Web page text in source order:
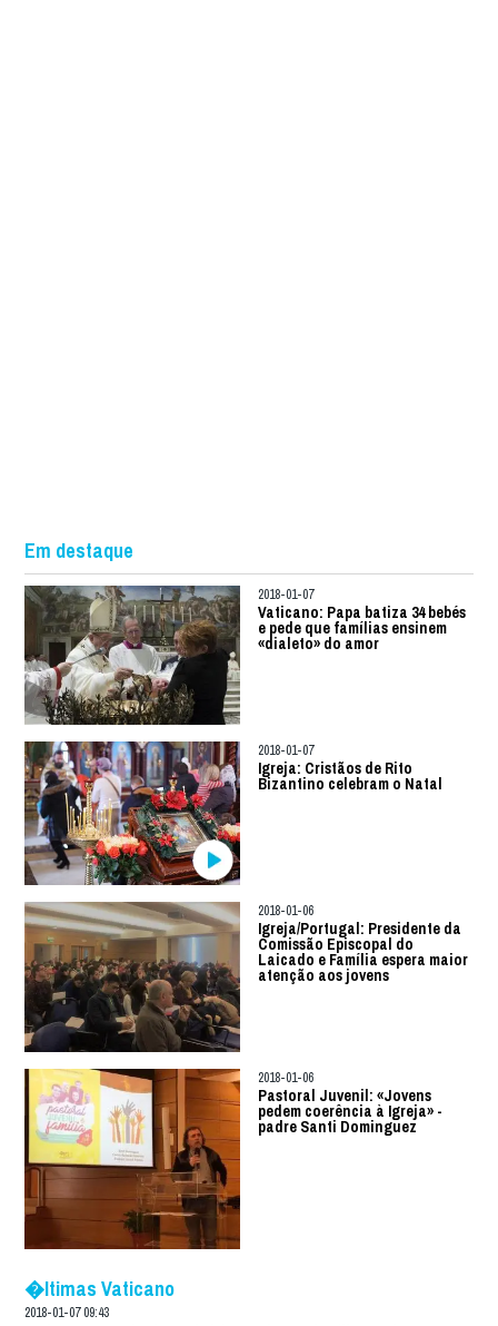
Em destaque
2018-01-07
Vaticano: Papa batiza 34 bebés
e pede que famílias ensinem
«dialeto» do amor
2018-01-07
Igreja: Cristãos de Rito
Bizantino celebram o Natal
2018-01-06
Igreja/Portugal: Presidente da
Comissão Episcopal do
Laicado e Família espera maior
atenção aos jovens
2018-01-06
Pastoral Juvenil: «Jovens
pedem coerência à Igreja» -
padre Santi Dominguez
�ltimas Vaticano
2018-01-07 09:43